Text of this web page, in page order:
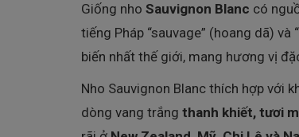
Giống nho Sauvignon Blanc có
tiếng Pháp “sauvage” (hoang dã)
biến nhất thế giới, mang hương vị
Nho Sauvignon Blanc thích hợp với
dòng vang trắng thanh khiết, tươi